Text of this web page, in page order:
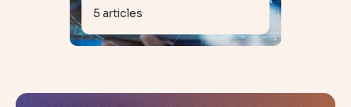
5 articles